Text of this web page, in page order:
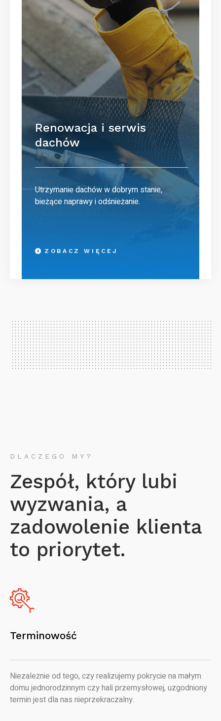
Renowacja i serwis
dachów
Utrzymanie dachów w dobrym stanie,
bieżące naprawy i odśnieżanie.
ZOBACZ WIĘCEJ
DLACZEGO MY?
Zespół, który lubi
wyzwania, a
zadowolenie klienta
to priorytet.
Terminowość
Niezależnie od tego, czy realizujemy pokrycie na małym
domu jednorodzinnym czy hali przemysłowej, uzgodniony
termin jest dla nas nieprzekraczalny.